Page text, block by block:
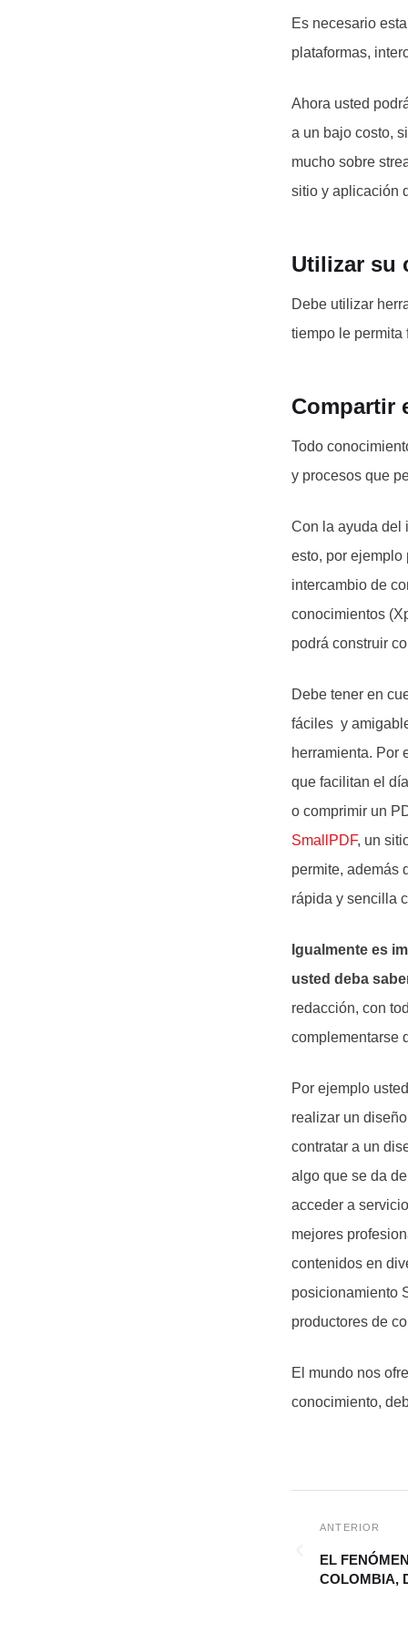
Es necesario
plataformas,
Ahora usted
a un bajo costo,
mucho sobre
sitio y aplicación
Utilizar su
Debe utilizar
tiempo le permita
Compartir
Todo
y procesos que
Con la ayuda del
esto, por
intercambio de
conocimientos
podrá construir
Debe tener en
fáciles y
herramienta. Por
que facilitan el
o comprimir un
SmallPDF, un
permite, además
rápida y sencilla
Igualmente es
usted deba
redacción, con
complementarse
Por ejemplo
realizar un
contratar a un
algo que se da
acceder a
mejores
contenidos en
posicionamiento
productores de
El mundo nos
conocimiento,
EL
COLOMBIA,